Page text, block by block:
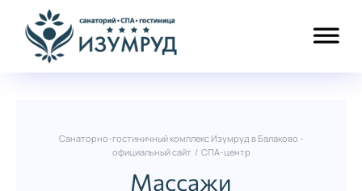
Санаторно-гостиничный комплекс Изумруд в Балаково -
официальный сайт / СПА-центр
Массажи